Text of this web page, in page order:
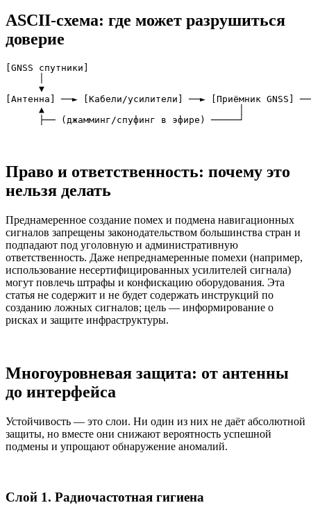
ASCII‑схема: где может разрушиться
доверие
[GNSS спутники]
      ▼
[Антенна] ──► [Кабели/усилители] ──► [Приёмник GNSS]
▲                                   │
Право и ответственность: почему это
нельзя делать
Преднамеренное создание помех и подмена навигационных
сигналов запрещены законодательством большинства стран и
подпадают под уголовную и административную
ответственность. Даже непреднамеренные помехи (например,
использование несертифицированных усилителей сигнала)
могут повлечь штрафы и конфискацию оборудования. Эта
статья не содержит и не будет содержать инструкций по
созданию ложных сигналов; цель — информирование о
рисках и защите инфраструктуры.
Многоуровневая защита: от антенны
до интерфейса
Устойчивость — это слои. Ни один из них не даёт абсолютной
защиты, но вместе они снижают вероятность успешной
подмены и упрощают обнаружение аномалий.
Слой 1. Радиочастотная гигиена